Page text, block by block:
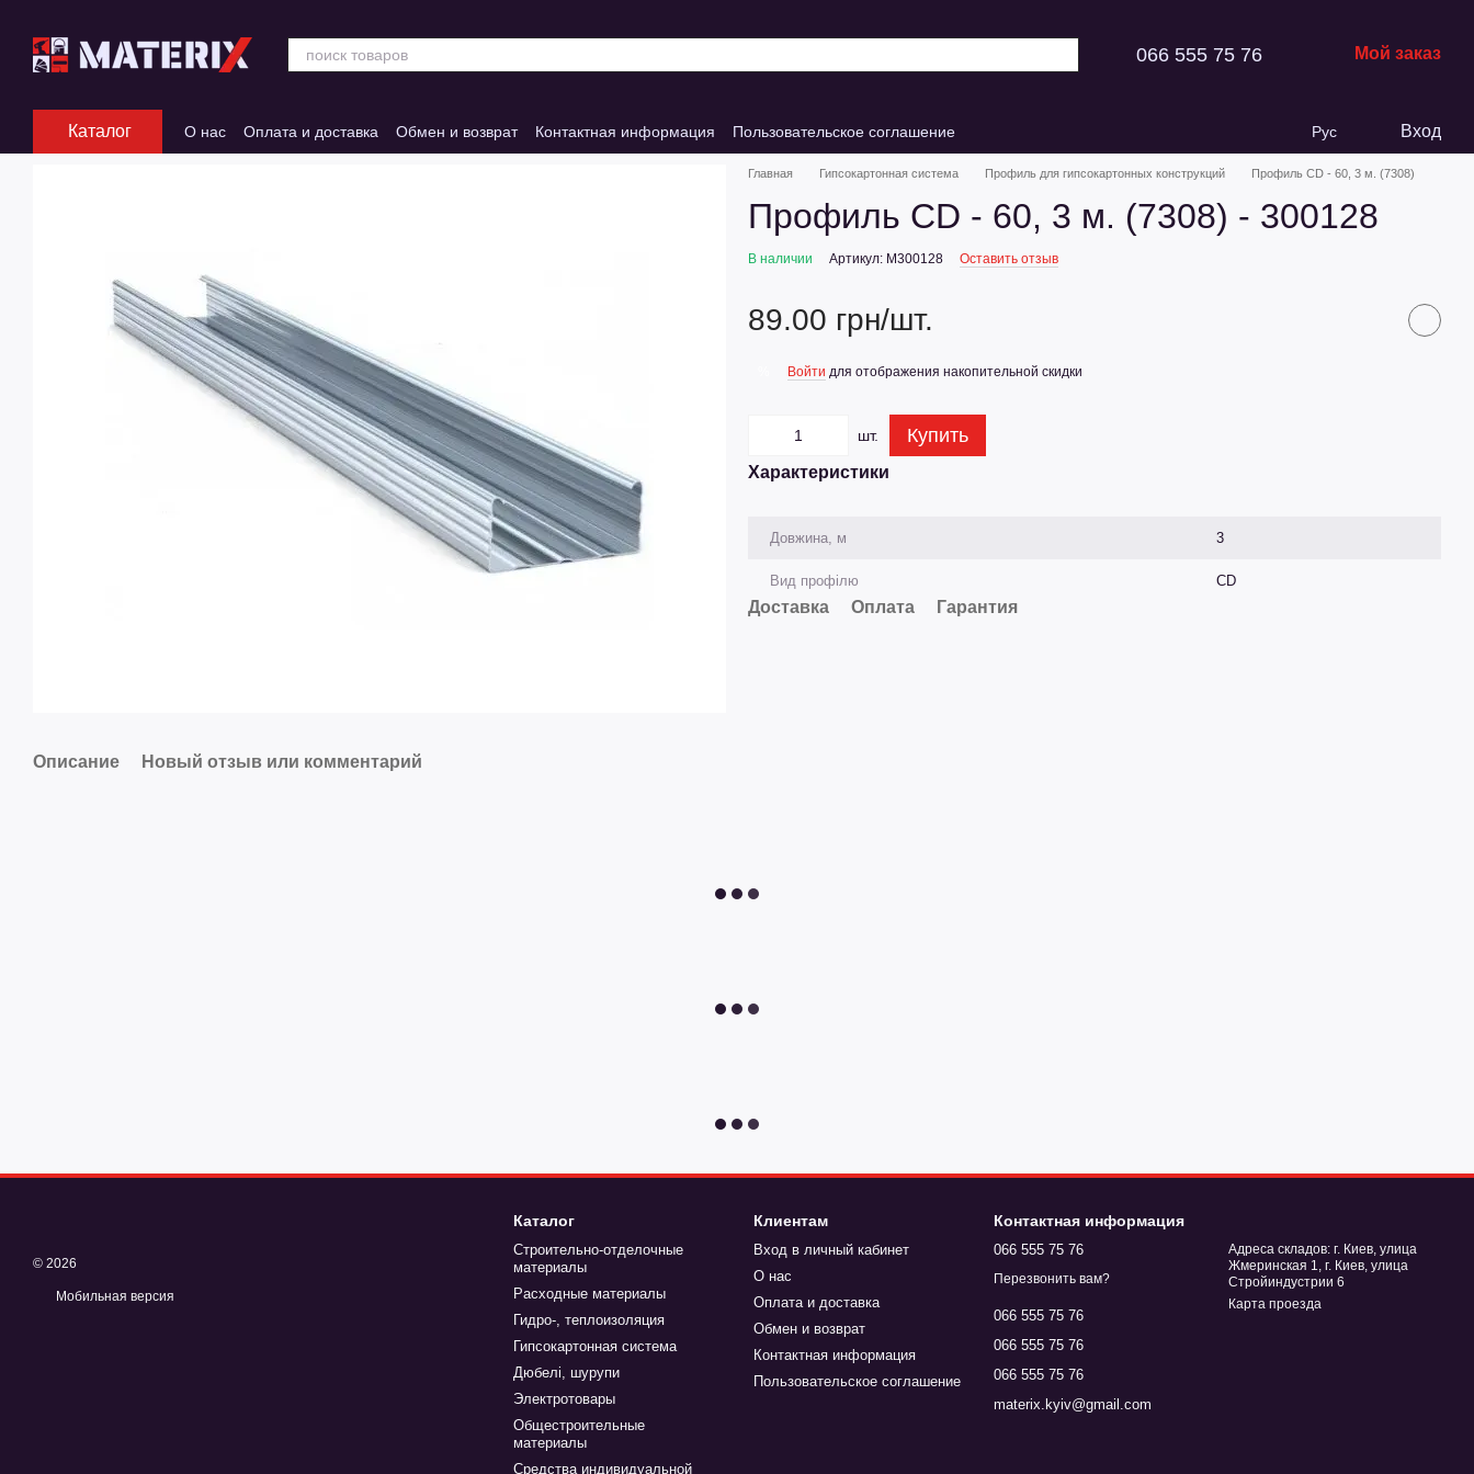
066 555 75 76 Мой заказ
Каталог О нас Оплата и доставка Обмен и возврат Контактная информация Пользовательское соглашение Рус Вход
Описание Новый отзыв или комментарий
Главная Гипсокартонная система Профиль для гипсокартонных конструкций Профиль CD - 60, 3 м. (7308)
Профиль CD - 60, 3 м. (7308) - 300128
В наличии Артикул: M300128 Оставить отзыв
89.00 грн/шт.
Войти для отображения накопительной скидки
шт. Купить
Характеристики
Довжина, м 3
Вид профілю CD
Доставка Оплата Гарантия
© 2026
Мобильная версия
Каталог
Строительно-отделочные
материалы
Расходные материалы
Гидро-, теплоизоляция
Гипсокартонная система
Дюбелі, шурупи
Электротовары
Общестроительные
материалы
Средства индивидуальной
Клиентам
Вход в личный кабинет
О нас
Оплата и доставка
Обмен и возврат
Контактная информация
Пользовательское соглашение
Контактная информация
066 555 75 76
Перезвонить вам?
066 555 75 76
066 555 75 76
066 555 75 76
materix.kyiv@gmail.com
Адреса складов: г. Киев, улица
Жмеринская 1, г. Киев, улица
Стройиндустрии 6
Карта проезда